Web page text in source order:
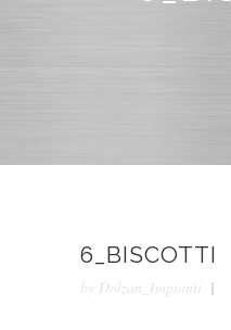
6_BISCOTTI
by Dolzan_Impianti